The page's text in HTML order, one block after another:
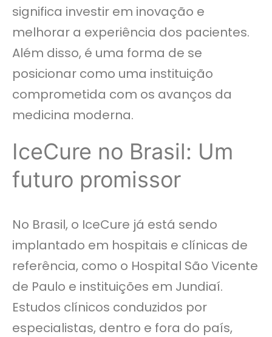
significa investir em inovação e
melhorar a experiência dos pacientes.
Além disso, é uma forma de se
posicionar como uma instituição
comprometida com os avanços da
medicina moderna.
IceCure no Brasil: Um
futuro promissor
No Brasil, o IceCure já está sendo
implantado em hospitais e clínicas de
referência, como o Hospital São Vicente
de Paulo e instituições em Jundiaí.
Estudos clínicos conduzidos por
especialistas, dentro e fora do país,